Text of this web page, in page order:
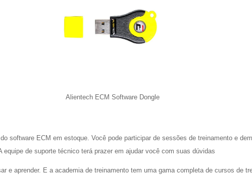
Alientech ECM Software Dongle
software ECM em estoque. Você pode participar de sessões de treinamento e
de suporte técnico terá prazer em ajudar você com suas dúvidas
e aprender. E a academia de treinamento tem uma gama completa de cursos de